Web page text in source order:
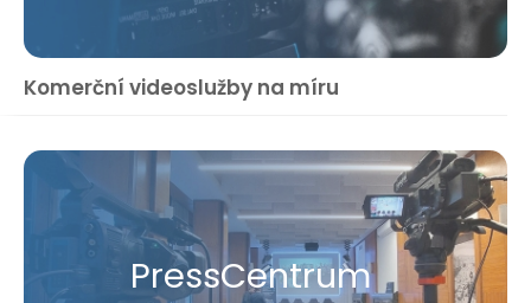
Komerční videoslužby na míru
Press​Centrum